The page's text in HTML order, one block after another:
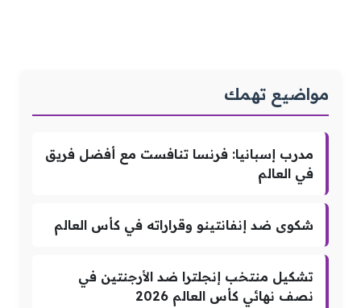
مواضيع تهمك
مدرب إسبانيا: فرنسا تنافست مع أفضل فريق
في العالم
شكوى ضد إنفانتينو وقراراته في كأس العالم
تشكيل منتخب إنجلترا ضد الأرجنتين في
نصف نهائي كأس العالم 2026